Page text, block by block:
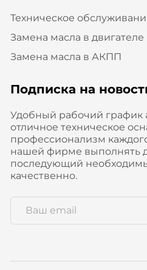
Техническое
Замена масла в двигателе
Замена масла в АКПП
Подписка на
Удобный рабочий график
отличное техническое
профессионализм
нашей фирме выполнять
последующий
качественно.